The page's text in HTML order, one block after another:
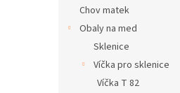
Chov matek
Obaly na med
Sklenice
Víčka pro sklenice
Víčka T 82